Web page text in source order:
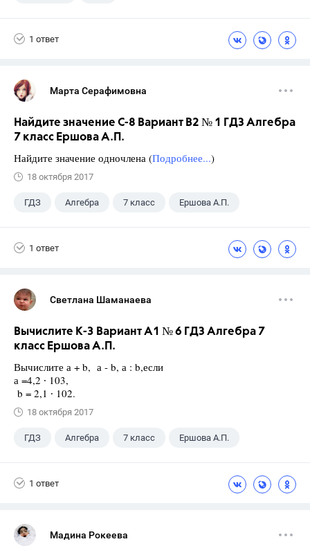
1 ответ
Марта Серафимовна
Найдите значение С-8 Вариант В2 № 1 ГДЗ Алгебра
7 класс Ершова А.П.
Найдите значение одночлена (Подробнее...)
18 октября 2017
ГДЗ Алгебра 7 класс Ершова А.П.
1 ответ
Светлана Шаманаева
Вычислите К-3 Вариант А1 № 6 ГДЗ Алгебра 7
класс Ершова А.П.
Вычислите а + b, а - b, а : b,если
а =4,2 ∙ 103,
b = 2,1 ∙ 102.
18 октября 2017
ГДЗ Алгебра 7 класс Ершова А.П.
1 ответ
Мадина Рокеева